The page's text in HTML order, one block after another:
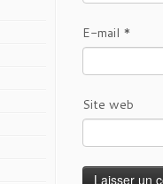
E-mail *
Site web